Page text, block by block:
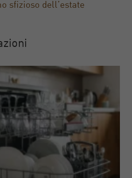
sfizioso dell’estate